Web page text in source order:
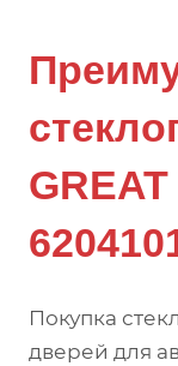
Покупка
дверей для